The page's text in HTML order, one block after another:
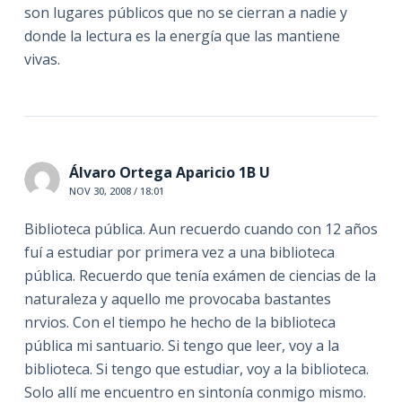
son lugares públicos que no se cierran a nadie y
donde la lectura es la energía que las mantiene
vivas.
Álvaro Ortega Aparicio 1B U
NOV 30, 2008 / 18:01
Biblioteca pública. Aun recuerdo cuando con 12 años
fuí a estudiar por primera vez a una biblioteca
pública. Recuerdo que tenía exámen de ciencias de la
naturaleza y aquello me provocaba bastantes
nrvios. Con el tiempo he hecho de la biblioteca
pública mi santuario. Si tengo que leer, voy a la
biblioteca. Si tengo que estudiar, voy a la biblioteca.
Solo allí me encuentro en sintonía conmigo mismo.